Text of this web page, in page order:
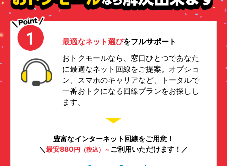
最適なネット選びをフルサポート
おトクモールなら、窓口ひとつであなた
に最適なネット回線をご提案。オプショ
ン、スマホのキャリアなど、トータルで
一番おトクになる回線プランをお探しし
ます。
豊富なインターネット回線をご用意！
＼最安880円（税込）～ ご利用いただけます！／